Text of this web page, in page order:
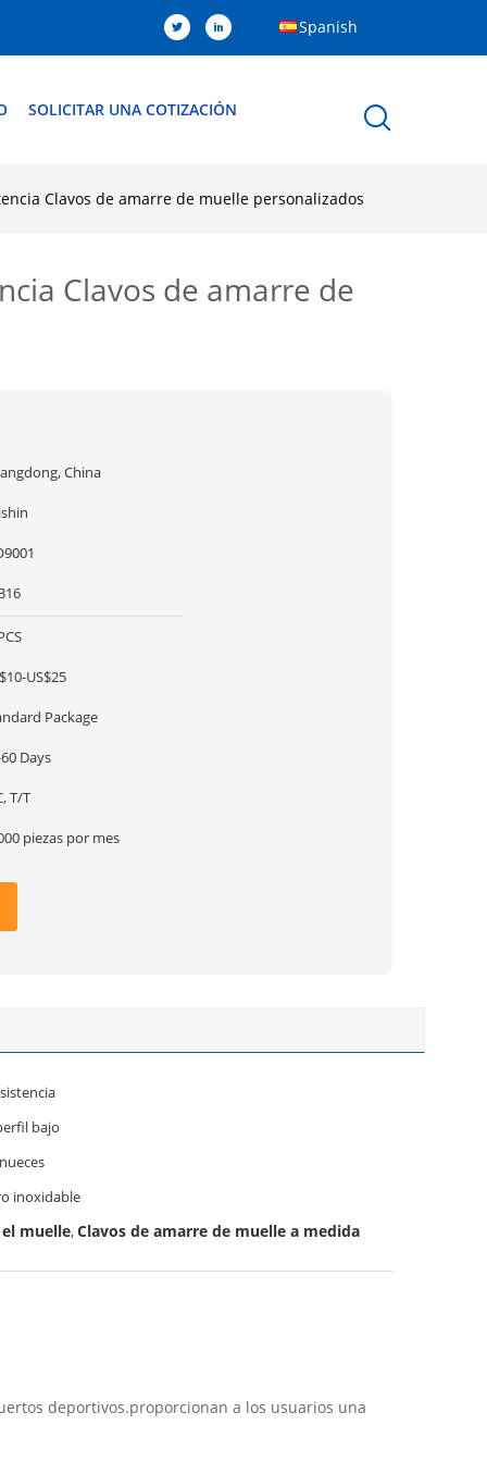
Spanish
SOLICITAR UNA COTIZACIÓN
Clavos de amarre de muelle personalizados
Clavos de amarre de
China
US$25
Package
Days
T/T
piezas por mes
bajo
inoxidable
muelle,Clavos de amarre de muelle a medida
deportivos.proporcionan a los usuarios una